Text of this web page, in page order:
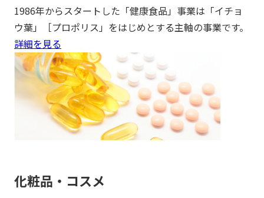
1986年からスタートした「健康食品」事業は「イチョ
ウ葉」［プロポリス」をはじめとする主軸の事業です。
詳細を見る
化粧品・コスメ